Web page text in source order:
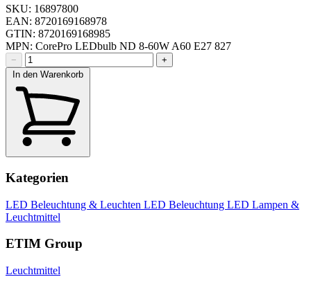
SKU: 16897800
EAN: 8720169168978
GTIN: 8720169168985
MPN: CorePro LEDbulb ND 8-60W A60 E27 827
−
+
In den Warenkorb
Kategorien
LED Beleuchtung & Leuchten LED Beleuchtung LED Lampen &
Leuchtmittel
ETIM Group
Leuchtmittel